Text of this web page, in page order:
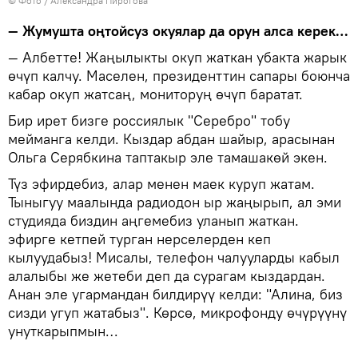
— Жумушта оңтойсуз окуялар да орун алса керек…
— Албетте! Жаңылыкты окуп жаткан убакта жарык
өчүп калчу. Маселен, президенттин сапары боюнча
кабар окуп жатсаң, мониторуң өчүп баратат.
Бир ирет бизге россиялык "Серебро" тобу
мейманга келди. Кыздар абдан шайыр, арасынан
Ольга Серябкина таптакыр эле тамашакөй экен.
Түз эфирдебиз, алар менен маек куруп жатам.
Тыныгуу маалында радиодон ыр жаңырып, ал эми
студияда биздин аңгемебиз уланып жаткан.
эфирге кетпей турган нерселерден кеп
кылуудабыз! Мисалы, телефон чалууларды кабыл
алалыбы же жетеби деп да сурагам кыздардан.
Анан эле угармандан билдирүү келди: "Алина, биз
сизди угуп жатабыз". Көрсө, микрофонду өчүрүүнү
унуткарыпмын…